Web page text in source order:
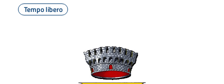
Tempo libero